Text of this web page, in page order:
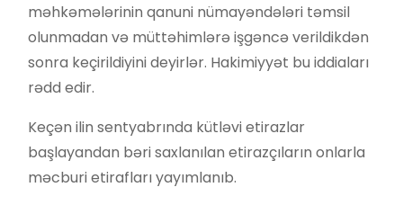
məhkəmələrinin qanuni nümayəndələri təmsil
olunmadan və müttəhimlərə işgəncə verildikdən
sonra keçirildiyini deyirlər. Hakimiyyət bu iddiaları
rədd edir.
Keçən ilin sentyabrında kütləvi etirazlar
başlayandan bəri saxlanılan etirazçıların onlarla
məcburi etirafları yayımlanıb.